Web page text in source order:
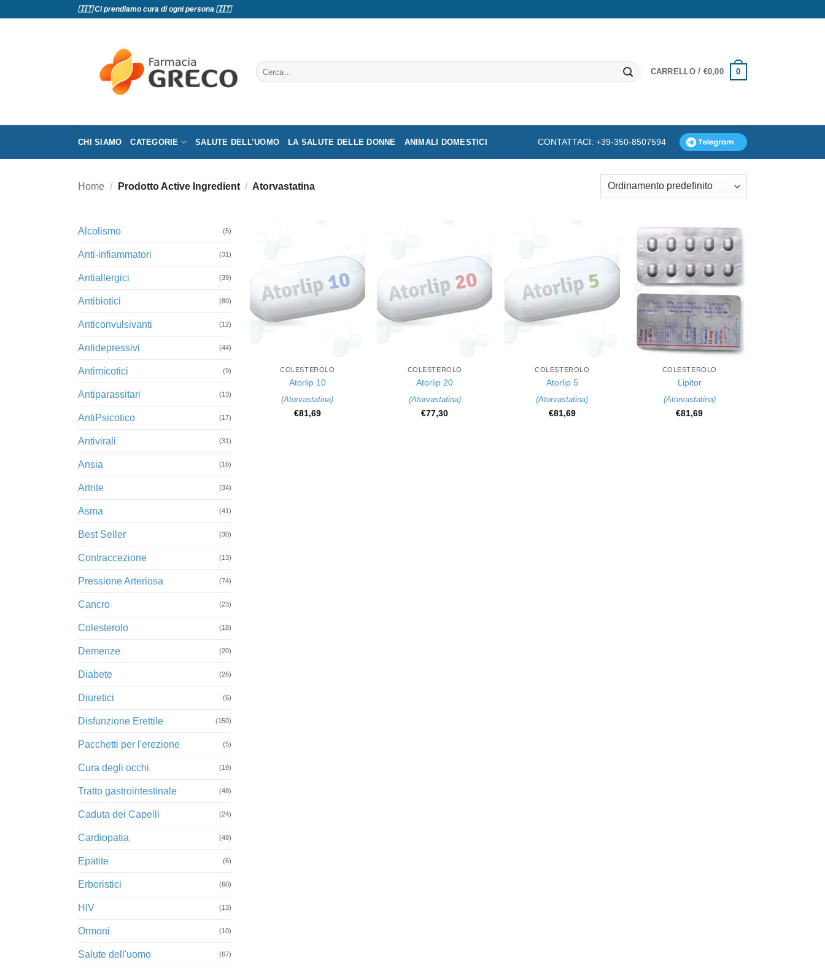
🇮🇹 Ci prendiamo cura di ogni persona 🇮🇹
Cerca:
CARRELLO / €0,00 0
CHI SIAMO CATEGORIE SALUTE DELL’UOMO LA SALUTE DELLE DONNE ANIMALI DOMESTICI CONTATTACI: +39-350-8507594
Home / Prodotto Active Ingredient / Atorvastatina
Alcolismo (5)
Anti-infiammatori (31)
Antiallergici (39)
Antibiotici (80)
Anticonvulsivanti (12)
Antidepressivi (44)
Antimicotici (9)
Antiparassitari (13)
AntiPsicotico (17)
Antivirali (31)
Ansia (16)
Artrite (34)
Asma (41)
Best Seller (30)
Contraccezione (13)
Pressione Arteriosa (74)
Cancro (23)
Colesterolo (18)
Demenze (20)
Diabete (26)
Diuretici (6)
Disfunzione Erettile (150)
Pacchetti per l'erezione (5)
Cura degli occhi (19)
Tratto gastrointestinale (48)
Caduta dei Capelli (24)
Cardiopatia (48)
Epatite (6)
Erboristici (60)
HIV (13)
Ormoni (10)
Salute dell'uomo (67)
COLESTEROLO
Atorlip 10
(Atorvastatina)
€81,69
COLESTEROLO
Atorlip 20
(Atorvastatina)
€77,30
COLESTEROLO
Atorlip 5
(Atorvastatina)
€81,69
+
COLESTEROLO
Lipitor
(Atorvastatina)
€81,69